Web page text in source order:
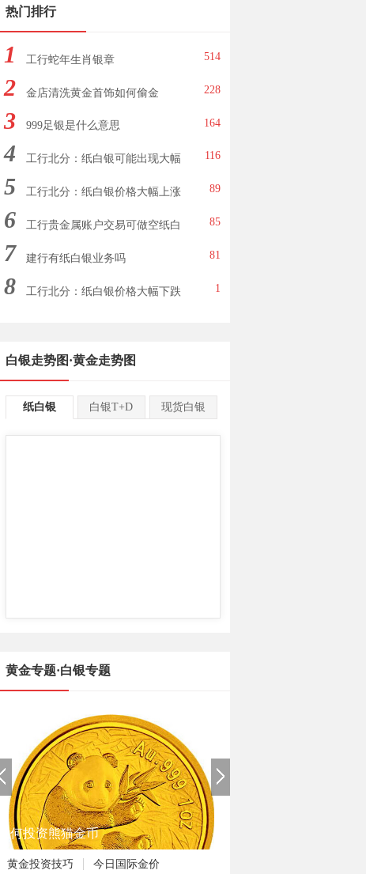
热门排行
1 工行蛇年生肖银章 514
2 金店清洗黄金首饰如何偷金 228
3 999足银是什么意思 164
4 工行北分：纸白银可能出现大幅
下跌
116
5 工行北分：纸白银价格大幅上涨 89
6 工行贵金属账户交易可做空纸白
银
85
7 建行有纸白银业务吗 81
8 工行北分：纸白银价格大幅下跌 1
白银走势图·黄金走势图
纸白银 白银T+D 现货白银
黄金专题·白银专题
如何投资熊猫金币
黄金投资技巧 今日国际金价